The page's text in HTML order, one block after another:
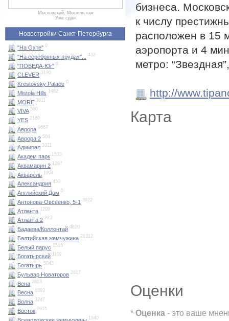
Московский, Московская
Уже сдан
Новостройки Санкт-Петербурга
"На Охте" 0
"На серебряных прудах"... 432
"ПОБЕДА-Юг" 0
CLEVER 3190
Krestovsky Palace 0
Mistola Hills 1482
MORE 3811
VIVA 580
YES 2160
Аврора 9667
Аврора 2 504
Адмирал 3311
Академ парк 1533
Аквамарин 2 1297
Акварель 1204
Александрия 450
Английский Дом 0
Антонова-Овсеенко, 5-1 3922
Атланта 1209
Атланта 2 223
Бадаева/Коллонтай 4620
Балтийская жемчужина 21312
Белый парус 1516
Богатырский 1102
Богатырь 5043
Бульвар Новаторов 2817
Вена 2813
Весна 1093
Волна 3247
Восток 2915
Всеволожские жемчужины 1940
бизнеса.
к числу
расположен в 15
аэропорта и 4
метро:
http://
Карта
Оценки
* Оценка - это ваше